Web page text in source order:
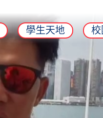
學生天地 校